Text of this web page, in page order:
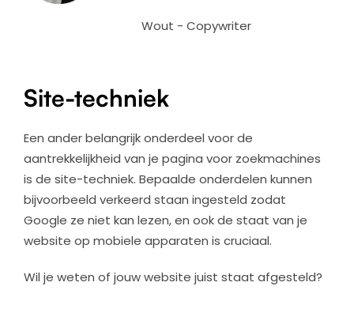
Wout - Copywriter
Site-techniek
Een ander belangrijk onderdeel voor de
aantrekkelijkheid van je pagina voor zoekmachines
is de site-techniek. Bepaalde onderdelen kunnen
bijvoorbeeld verkeerd staan ingesteld zodat
Google ze niet kan lezen, en ook de staat van je
website op mobiele apparaten is cruciaal.
Wil je weten of jouw website juist staat afgesteld?